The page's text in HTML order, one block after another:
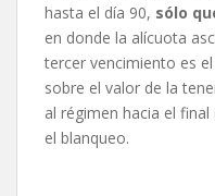
hasta el día 90, sólo
en donde la alícuota
tercer vencimiento es
sobre el valor de la
al régimen hacia el
el blanqueo.